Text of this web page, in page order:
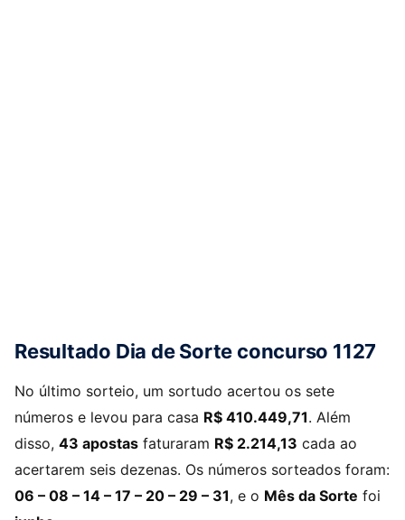
Resultado Dia de Sorte concurso 1127
No último sorteio, um sortudo acertou os sete
números e levou para casa R$ 410.449,71. Além
disso, 43 apostas faturaram R$ 2.214,13 cada ao
acertarem seis dezenas. Os números sorteados foram:
06 – 08 – 14 – 17 – 20 – 29 – 31, e o Mês da Sorte foi